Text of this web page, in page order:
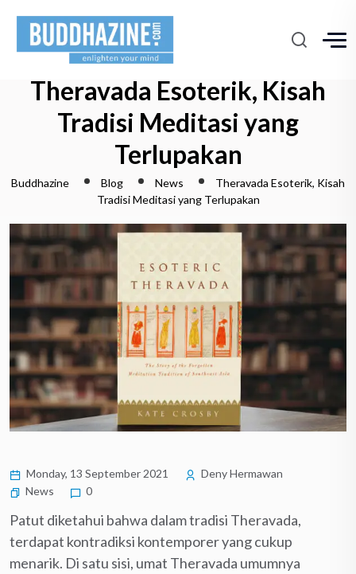
Theravada Esoterik, Kisah
Tradisi Meditasi yang
Terlupakan
Buddhazine Blog News
Theravada Esoterik, Kisah
Tradisi Meditasi yang Terlupakan
Monday, 13 September 2021
Deny Hermawan
News
0
Patut diketahui bahwa dalam tradisi Theravada,
terdapat kontradiksi kontemporer yang cukup
menarik. Di satu sisi, umat Theravada umumnya